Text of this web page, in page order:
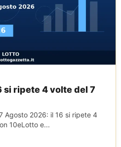
si ripete 4 volte del 7
Agosto 2026: il 16 si ripete 4
10eLotto e...